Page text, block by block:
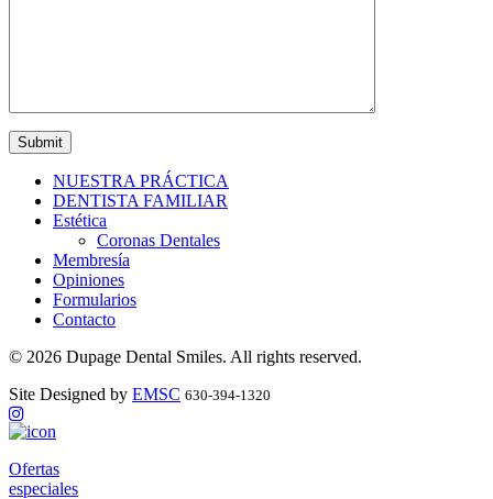
NUESTRA PRÁCTICA
DENTISTA FAMILIAR
Estética
Coronas Dentales
Membresía
Opiniones
Formularios
Contacto
© 2026 Dupage Dental Smiles. All rights reserved.
Site Designed by EMSC 630-394-1320
Ofertas
especiales